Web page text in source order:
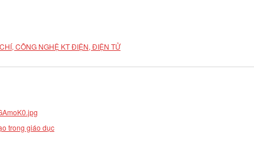
CÔNG NGHỆ KT ĐIỆN, ĐIỆN TỬ
trong giáo dục